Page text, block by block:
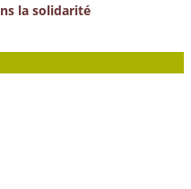
la solidarité